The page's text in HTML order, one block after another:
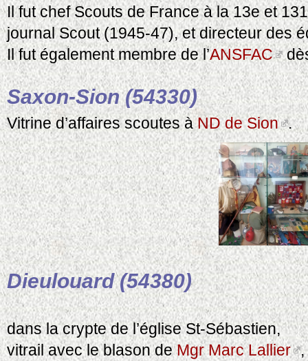
Il fut chef Scouts de France à la 13e et
journal Scout (1945-47), et directeur des
Il fut également membre de l’ANSFAC
Saxon-Sion (54330)
Vitrine d’affaires scoutes àND de Sion .
Dieulouard (54380)
dans la crypte de l’église St-Sébastien,
vitrail avec le blason deMgr Marc Lallier ,